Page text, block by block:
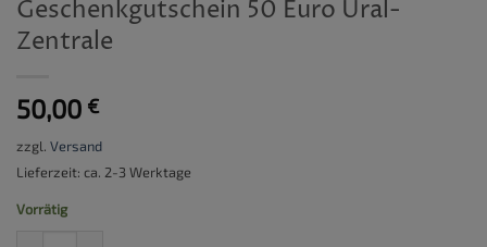
Geschenkgutschein 50 Euro Ural-
Zentrale
50,00 €
zzgl. Versand
Lieferzeit: ca. 2-3 Werktage
Vorrätig